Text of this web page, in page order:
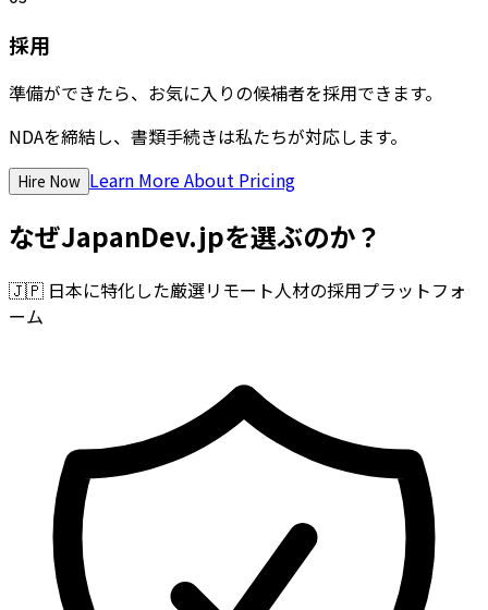
採用
準備ができたら、お気に入りの候補者を採用できます。
NDAを締結し、書類手続きは私たちが対応します。
Hire Now Learn More About Pricing
なぜJapanDev.jpを選ぶのか？
🇯🇵 日本に特化した厳選リモート人材の採用プラットフォ
ーム